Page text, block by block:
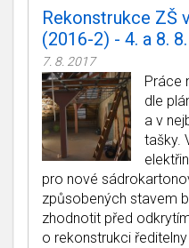
Rekonstrukce ZŠ
(2016-2) - 4. a 8.
7. 8. 2017
Práce
dle
a v
tašky.
pro nové
způsobených stavem
zhodnotit před
o rekonstrukci